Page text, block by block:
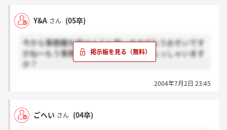
Y&A さん (05卒)
今から事務職を受けようと思いますがもうおそいです
かね～もう事務職内定いただいた方いらっしゃいます
か？
2004年7月2日 23:45
ごへい さん (04卒)